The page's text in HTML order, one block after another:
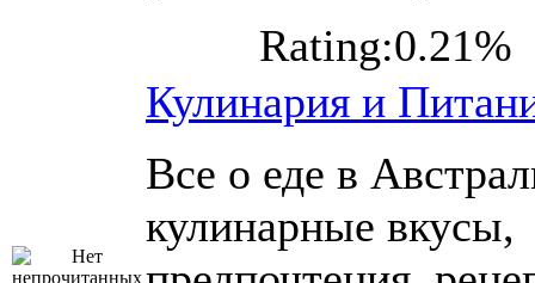
Rating:0.21%
Кулинария и
Все о еде в
кулинарные вкусы,